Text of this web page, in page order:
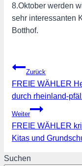
8.Oktober werden
sehr interessanten
Botthof.
Zurück
FREIE WÄHLER
durch rheinland-
Weiter
FREIE WÄHLER
Kitas und
Suchen